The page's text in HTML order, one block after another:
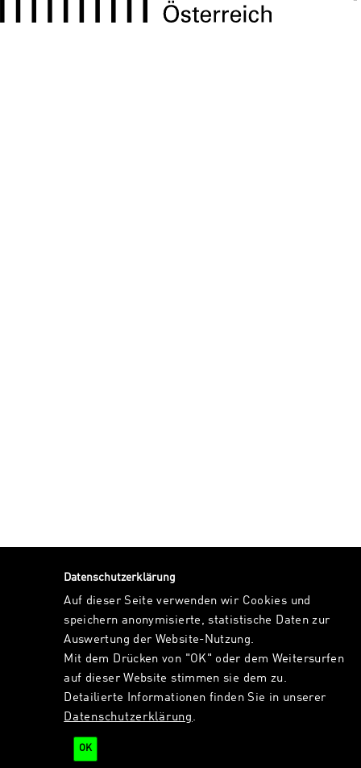
Datenschutzerklärung
Auf dieser Seite verwenden wir Cookies und
speichern anonymisierte, statistische Daten zur
Auswertung der Website-Nutzung.
Mit dem Drücken von "OK" oder dem Weitersurfen
auf dieser Website stimmen sie dem zu.
Detailierte Informationen finden Sie in unserer
Datenschutzerklärung .
OK